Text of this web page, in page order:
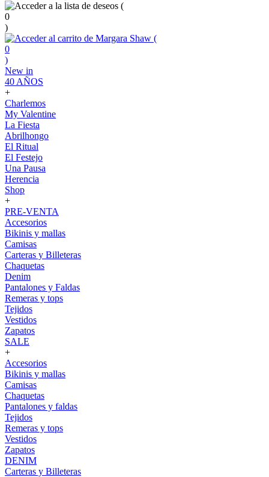
(
0
)
(
0
)
New in
40 AÑOS
+
Charlemos
My Valentine
La Fiesta
Abrilhongo
El Ritual
El Festejo
Una Pausa
Herencia
Shop
+
PRE-VENTA
Accesorios
Bikinis y mallas
Camisas
Carteras y Billeteras
Chaquetas
Denim
Pantalones y Faldas
Remeras y tops
Tejidos
Vestidos
Zapatos
SALE
+
Accesorios
Bikinis y mallas
Camisas
Chaquetas
Pantalones y faldas
Tejidos
Remeras y tops
Vestidos
Zapatos
DENIM
Carteras y Billeteras